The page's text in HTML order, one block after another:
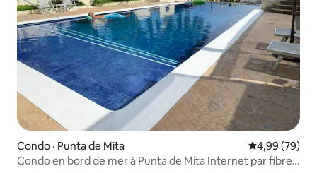
Condo · Punta de Mita Note
4,99 (79)
Condo en bord de mer à Punta de Mita Internet par fibre